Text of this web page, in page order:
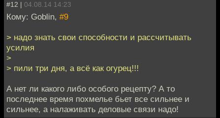
#12 | 04.08.14 14:23
Кому: Goblin, #9
> надо знать свои способности и рассчитывать
усилия
>
> пили три дня, а всё как огурец!!!
А нет ли какого либо особого рецепту? А то
последнее время похмелье бьет все сильнее и
сильнее, а налаживать деловые связи надо!